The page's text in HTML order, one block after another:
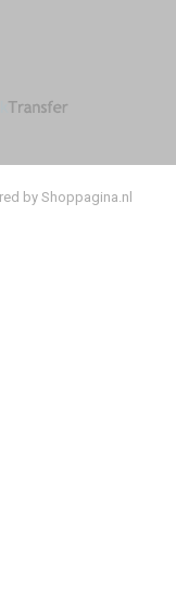
by Shoppagina.nl